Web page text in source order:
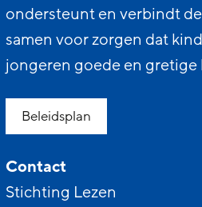
ondersteunt en verbindt
samen voor zorgen dat
jongeren goede en gretige
Beleidsplan
Contact
Stichting Lezen